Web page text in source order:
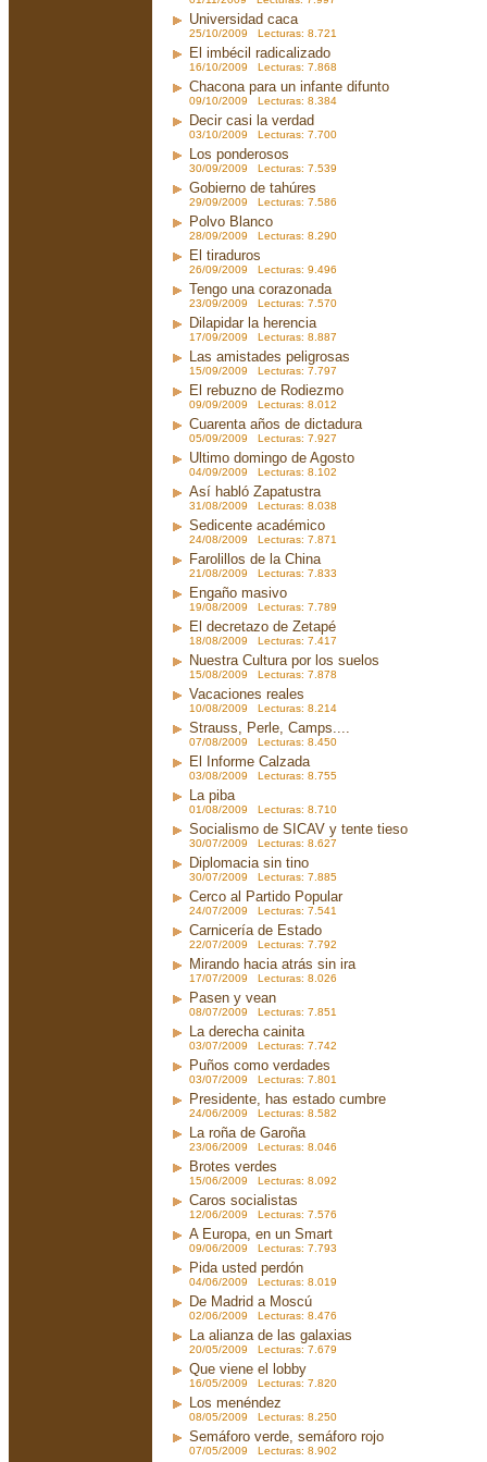
Universidad caca
25/10/2009 Lecturas: 8.721
El imbécil radicalizado
16/10/2009 Lecturas: 7.868
Chacona para un infante difunto
09/10/2009 Lecturas: 8.384
Decir casi la verdad
03/10/2009 Lecturas: 7.700
Los ponderosos
30/09/2009 Lecturas: 7.539
Gobierno de tahúres
29/09/2009 Lecturas: 7.586
Polvo Blanco
28/09/2009 Lecturas: 8.290
El tiraduros
26/09/2009 Lecturas: 9.496
Tengo una corazonada
23/09/2009 Lecturas: 7.570
Dilapidar la herencia
17/09/2009 Lecturas: 8.887
Las amistades peligrosas
15/09/2009 Lecturas: 7.797
El rebuzno de Rodiezmo
09/09/2009 Lecturas: 8.012
Cuarenta años de dictadura
05/09/2009 Lecturas: 7.927
Ultimo domingo de Agosto
04/09/2009 Lecturas: 8.102
Así habló Zapatustra
31/08/2009 Lecturas: 8.038
Sedicente académico
24/08/2009 Lecturas: 7.871
Farolillos de la China
21/08/2009 Lecturas: 7.833
Engaño masivo
19/08/2009 Lecturas: 7.789
El decretazo de Zetapé
18/08/2009 Lecturas: 7.417
Nuestra Cultura por los suelos
15/08/2009 Lecturas: 7.878
Vacaciones reales
10/08/2009 Lecturas: 8.214
Strauss, Perle, Camps....
07/08/2009 Lecturas: 8.450
El Informe Calzada
03/08/2009 Lecturas: 8.755
La piba
01/08/2009 Lecturas: 8.710
Socialismo de SICAV y tente tieso
30/07/2009 Lecturas: 8.627
Diplomacia sin tino
30/07/2009 Lecturas: 7.885
Cerco al Partido Popular
24/07/2009 Lecturas: 7.541
Carnicería de Estado
22/07/2009 Lecturas: 7.792
Mirando hacia atrás sin ira
17/07/2009 Lecturas: 8.026
Pasen y vean
08/07/2009 Lecturas: 7.851
La derecha cainita
03/07/2009 Lecturas: 7.742
Puños como verdades
03/07/2009 Lecturas: 7.801
Presidente, has estado cumbre
24/06/2009 Lecturas: 8.582
La roña de Garoña
23/06/2009 Lecturas: 8.046
Brotes verdes
15/06/2009 Lecturas: 8.092
Caros socialistas
12/06/2009 Lecturas: 7.576
A Europa, en un Smart
09/06/2009 Lecturas: 7.793
Pida usted perdón
04/06/2009 Lecturas: 8.019
De Madrid a Moscú
02/06/2009 Lecturas: 8.476
La alianza de las galaxias
20/05/2009 Lecturas: 7.679
Que viene el lobby
16/05/2009 Lecturas: 7.820
Los menéndez
08/05/2009 Lecturas: 8.250
Semáforo verde, semáforo rojo
07/05/2009 Lecturas: 8.902